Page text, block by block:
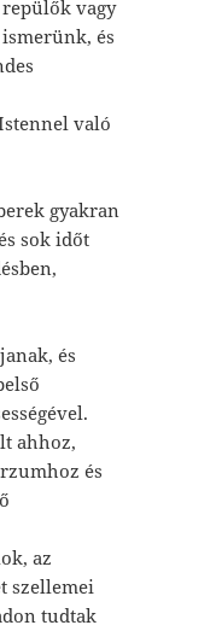
vagy
és
való
gyakran
sok időt
és
ahhoz,
és
az
szellemei
tudtak